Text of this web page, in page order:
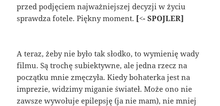
przed podjęciem najważniejszej decyzji w życiu
sprawdza fotele. Piękny moment. [<- SPOJLER]
A teraz, żeby nie było tak słodko, to wymienię wady
filmu. Są trochę subiektywne, ale jedna rzecz na
początku mnie zmęczyła. Kiedy bohaterka jest na
imprezie, widzimy miganie świateł. Może ono nie
zawsze wywołuje epilepsję (ja nie mam), nie mniej